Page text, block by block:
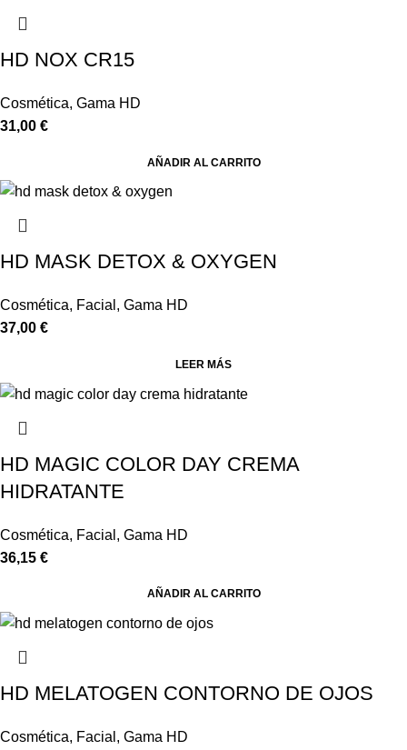
HD NOX CR15
Cosmética, Gama HD
31,00 €
AÑADIR AL CARRITO
HD MASK DETOX & OXYGEN
Cosmética, Facial , Gama HD
37,00 €
LEER MÁS
HD MAGIC COLOR DAY CREMA
HIDRATANTE
Cosmética, Facial , Gama HD
36,15 €
AÑADIR AL CARRITO
HD MELATOGEN CONTORNO DE OJOS
Cosmética, Facial , Gama HD